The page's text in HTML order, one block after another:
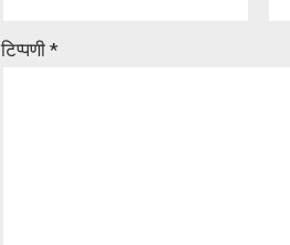
टिप्पणी *